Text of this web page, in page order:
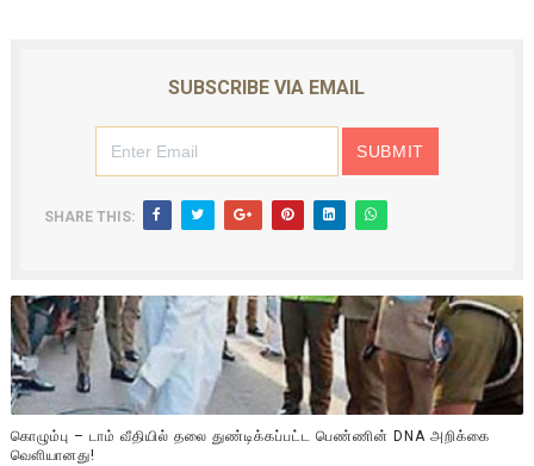
SUBSCRIBE VIA EMAIL
SHARE THIS:
கொழும்பு – டாம் வீதியில் தலை துண்டிக்கப்பட்ட பெண்ணின் DNA அறிக்கை
வௌியானது!